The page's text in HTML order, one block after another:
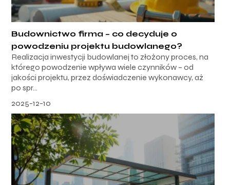
Budownictwo firma – co decyduje o
powodzeniu projektu budowlanego?
Realizacja inwestycji budowlanej to złożony proces, na
którego powodzenie wpływa wiele czynników – od
jakości projektu, przez doświadczenie wykonawcy, aż
po spr...
2025-12-10